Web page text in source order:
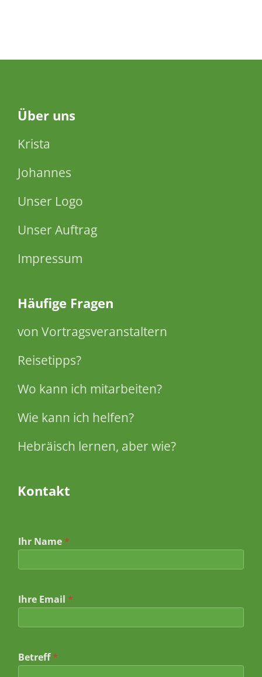
Über uns
Krista
Johannes
Unser Logo
Unser Auftrag
Impressum
Häufige Fragen
von Vortragsveranstaltern
Reisetipps?
Wo kann ich mitarbeiten?
Wie kann ich helfen?
Hebräisch lernen, aber wie?
Kontakt
Ihr Name *
Ihre Email *
a
c
Betreff*